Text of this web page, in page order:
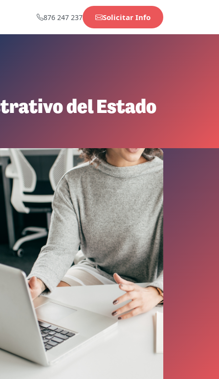
876 247 237 Solicitar Info
del Estado